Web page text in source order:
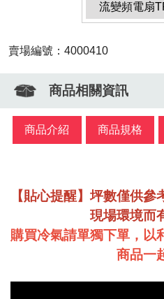
流變頻電扇
賣場編號：4000410
商品相關資訊
商品介紹 商品規格
【貼心提醒】坪數僅供
現場環境而
購買冷氣請單獨下單，以
商品一